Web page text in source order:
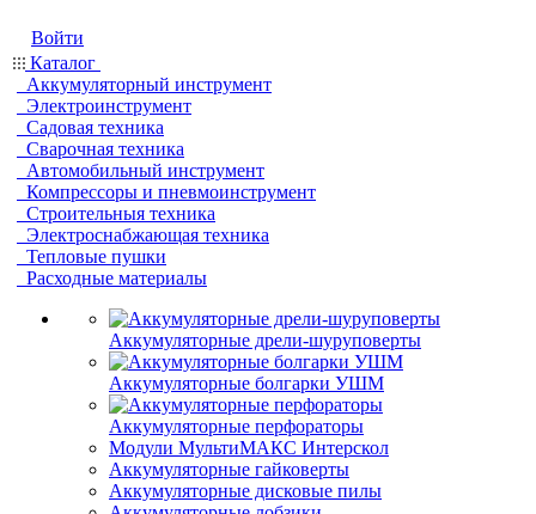
Войти
Каталог
Аккумуляторный инструмент
Электроинструмент
Садовая техника
Сварочная техника
Автомобильный инструмент
Компрессоры и пневмоинструмент
Строительныя техника
Электроснабжающая техника
Тепловые пушки
Расходные материалы
Аккумуляторные дрели-шуруповерты
Аккумуляторные болгарки УШМ
Аккумуляторные перфораторы
Модули МультиМАКС Интерскол
Аккумуляторные гайковерты
Аккумуляторные дисковые пилы